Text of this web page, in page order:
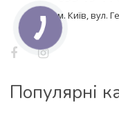
м. Київ, вул.
Популярні